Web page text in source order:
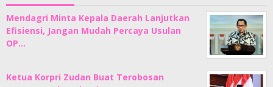
Mendagri Minta Kepala Daerah Lanjutkan
Efisiensi, Jangan Mudah Percaya Usulan
OP…
Ketua Korpri Zudan Buat Terobosan